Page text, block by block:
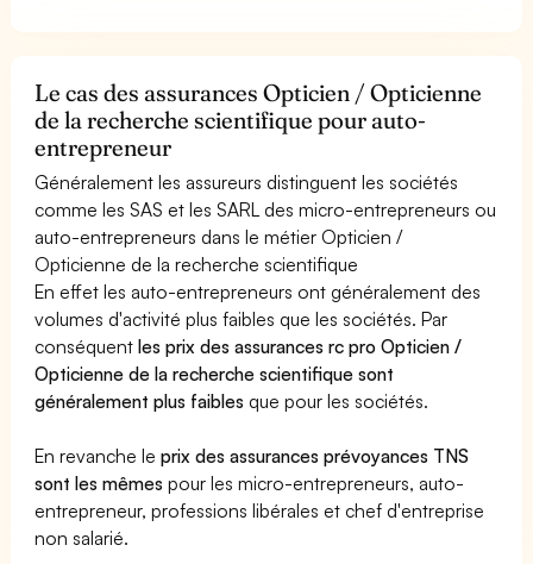
Le cas des assurances Opticien / Opticienne
de la recherche scientifique pour auto-
entrepreneur
Généralement les assureurs distinguent les sociétés
comme les SAS et les SARL des micro-entrepreneurs ou
auto-entrepreneurs dans le métier Opticien /
Opticienne de la recherche scientifique
En effet les auto-entrepreneurs ont généralement des
volumes d'activité plus faibles que les sociétés. Par
conséquentles prix des assurances rc pro Opticien /
Opticienne de la recherche scientifique sont
généralement plus faibles que pour les sociétés.
En revanche leprix des assurances prévoyances TNS
sont les mêmes pour les micro-entrepreneurs, auto-
entrepreneur, professions libérales et chef d'entreprise
non salarié.